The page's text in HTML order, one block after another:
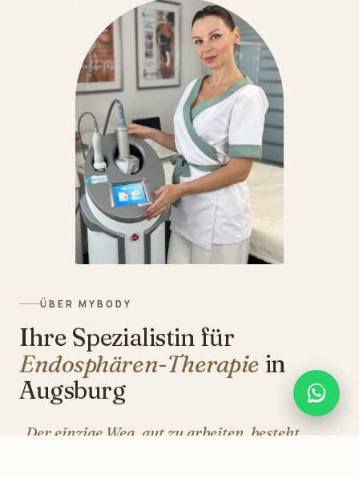
ÜBER MYBODY
Ihre Spezialistin für
Endosphären-Therapie in
Augsburg
„Der einzige Weg, gut zu arbeiten, besteht